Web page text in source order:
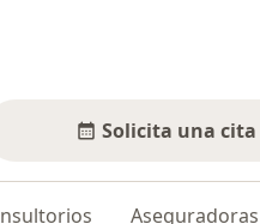
Solicita una cita
Aseguradoras